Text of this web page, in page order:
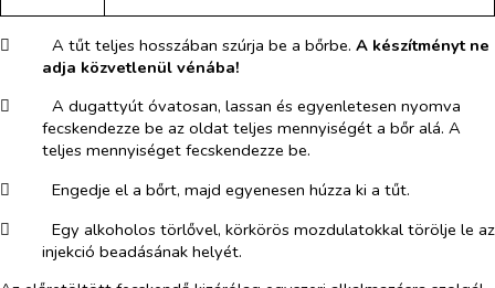
​ A tűt teljes hosszában szúrja be a bőrbe. A készítményt ne
adja közvetlenül vénába!
​
A dugattyút óvatosan, lassan és egyenletesen nyomva
fecskendezze be az oldat teljes mennyiségét a bőr alá. A
teljes mennyiséget fecskendezze be.
​
Engedje el a bőrt, majd egyenesen húzza ki a tűt.
​
Egy alkoholos törlővel, körkörös mozdulatokkal törölje le az
injekció beadásának helyét.